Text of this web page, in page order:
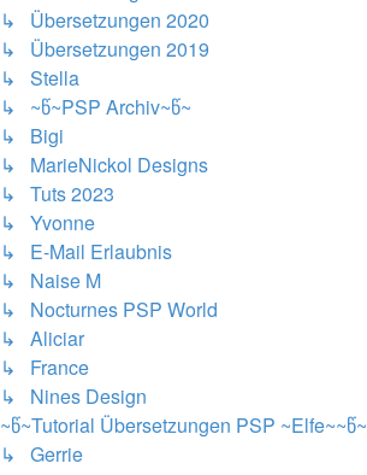
↳ Übersetzungen 2020
↳ Übersetzungen 2019
↳ Stella
↳ ~წ~PSP Archiv~წ~
↳ Bigi
↳ MarieNickol Designs
↳ Tuts 2023
↳ Yvonne
↳ E-Mail Erlaubnis
↳ Naise M
↳ Nocturnes PSP World
↳ Aliciar
↳ France
↳ Nines Design
~წ~Tutorial Übersetzungen PSP ~Elfe~~წ~
↳ Gerrie